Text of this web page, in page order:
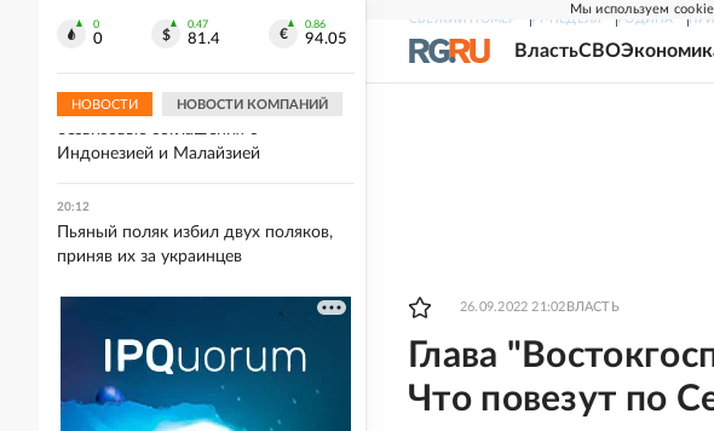
Мы используем
СВЕЖИЙ НОМЕР РГ-НЕДЕЛЯ РОДИНА
ВластьСВО
26.09.2022 21:02 ВЛАСТЬ
Глава
Что повезут по
0
0
0.47
81.4
0.86
94.05
НОВОСТИ НОВОСТИ КОМПАНИЙ
которого награждал Залужный
МЭР: РФ рассчитывает заключить
безвизовые соглашения с
Индонезией и Малайзией
20:12
Пьяный поляк избил двух поляков,
приняв их за украинцев